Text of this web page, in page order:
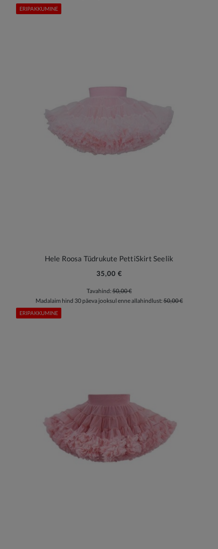
Hele Roosa Tüdrukute PettiSkirt Seelik
35,00 €
Tavahind:50,00 €
Madalaim hind 30 päeva jooksul enne allahindlust:50,00 €
ERIPAKKUMINE
ERIPAKKUMINE